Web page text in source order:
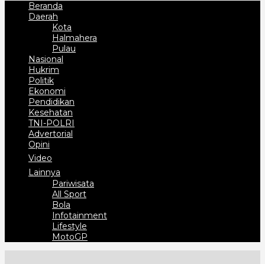
Beranda
Daerah
Kota
Halmahera
Pulau
Nasional
Hukrim
Politik
Ekonomi
Pendidikan
Kesehatan
TNI-POLRI
Advertorial
Opini
Video
Lainnya
Pariwisata
All Sport
Bola
Infotainment
Lifestyle
MotoGP